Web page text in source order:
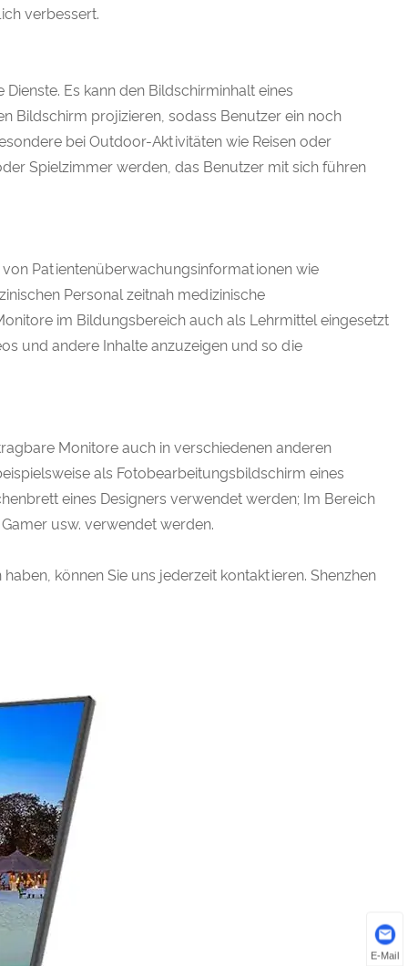
verbessert.
Es kann den Bildschirminhalt eines
Bildschirm projizieren, sodass Benutzer ein noch
bei Outdoor-Aktivitäten wie Reisen oder
Spielzimmer werden, das Benutzer mit sich führen
Patientenüberwachungsinformationen wie
Personal zeitnah medizinische
im Bildungsbereich auch als Lehrmittel eingesetzt
und andere Inhalte anzuzeigen und so die
Monitore auch in verschiedenen anderen
als Fotobearbeitungsbildschirm eines
eines Designers verwendet werden; Im Bereich
usw. verwendet werden.
haben, können Sie uns jederzeit kontaktieren. Shenzhen
E-Mail